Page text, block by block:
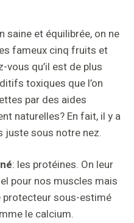
saine et équilibrée, on ne
fameux cinq fruits et
vous qu’il est de plus
toxiques que l’on
par des aides
naturelles? En fait, il y a
juste sous notre nez.
: les protéines. On leur
pour nos muscles mais
protecteur sous-estimé
le calcium.